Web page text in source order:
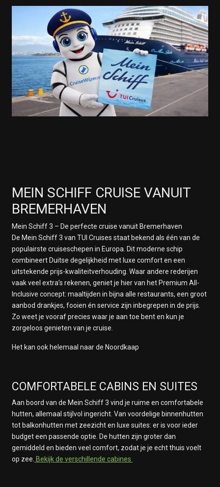
MEIN SCHIFF CRUISE VANUIT
BREMERHAVEN
Mein Schiff 3 – De perfecte cruise vanuit Bremerhaven
De Mein Schiff 3 van TUI Cruises staat bekend als één van de
populairste cruiseschepen in Europa. Dit moderne schip
combineert Duitse degelijkheid met luxe comfort en een
uitstekende prijs-kwaliteitverhouding. Waar andere rederijen
vaak veel extra’s rekenen, geniet je hier van het Premium All-
Inclusive concept: maaltijden in bijna alle restaurants, een groot
aanbod drankjes, fooien én service zijn inbegrepen in de prijs.
Zo weet je vooraf precies waar je aan toe bent en kun je
zorgeloos genieten van je cruise.
Het kan ook helemaal naar de Noordkaap
COMFORTABELE CABINS EN SUITES
Aan boord van de Mein Schiff 3 vind je ruime en comfortabele
hutten, allemaal stijlvol ingericht. Van voordelige binnenhutten
tot balkonhutten met zeezicht en luxe suites: er is voor ieder
budget een passende optie. De hutten zijn groter dan
gemiddeld en bieden veel comfort, zodat je je echt thuis voelt
op zee. Bekijk de verschillende cabines